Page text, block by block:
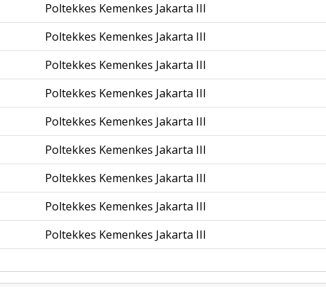
Poltekkes Kemenkes Jakarta III
Poltekkes Kemenkes Jakarta III
Poltekkes Kemenkes Jakarta III
Poltekkes Kemenkes Jakarta III
Poltekkes Kemenkes Jakarta III
Poltekkes Kemenkes Jakarta III
Poltekkes Kemenkes Jakarta III
Poltekkes Kemenkes Jakarta III
Poltekkes Kemenkes Jakarta III